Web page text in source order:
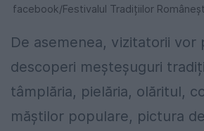
facebook/Festivalul Tradițiilor
De asemenea, vizitatorii vor
descoperi meșteșuguri
tâmplăria, pielăria, olăritul,
măștilor populare, pictura